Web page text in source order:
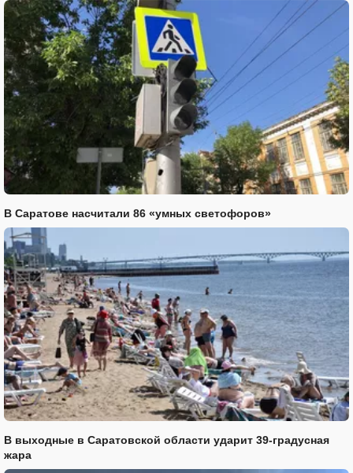
В Саратове насчитали 86 «умных светофоров»
В выходные в Саратовской области ударит 39-градусная
жара